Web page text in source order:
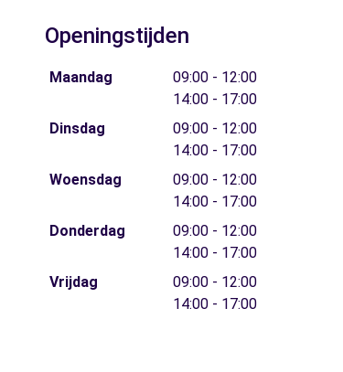
Openingstijden
Maandag
09:00 - 12:00
14:00 - 17:00
Dinsdag
09:00 - 12:00
14:00 - 17:00
Woensdag
09:00 - 12:00
14:00 - 17:00
Donderdag
09:00 - 12:00
14:00 - 17:00
Vrijdag
09:00 - 12:00
14:00 - 17:00